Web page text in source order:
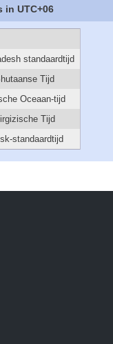
in UTC+06
standaardtijd
Tijd
Oceaan-tijd
Tijd
standaardtijd